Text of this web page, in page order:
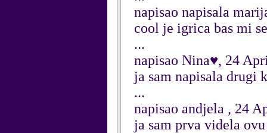
napisao napisala
cool je igrica bas mi
...
napisao Nina♥, 24
ja sam napisala drugi
...
napisao andjela , 24
ja sam prva videla